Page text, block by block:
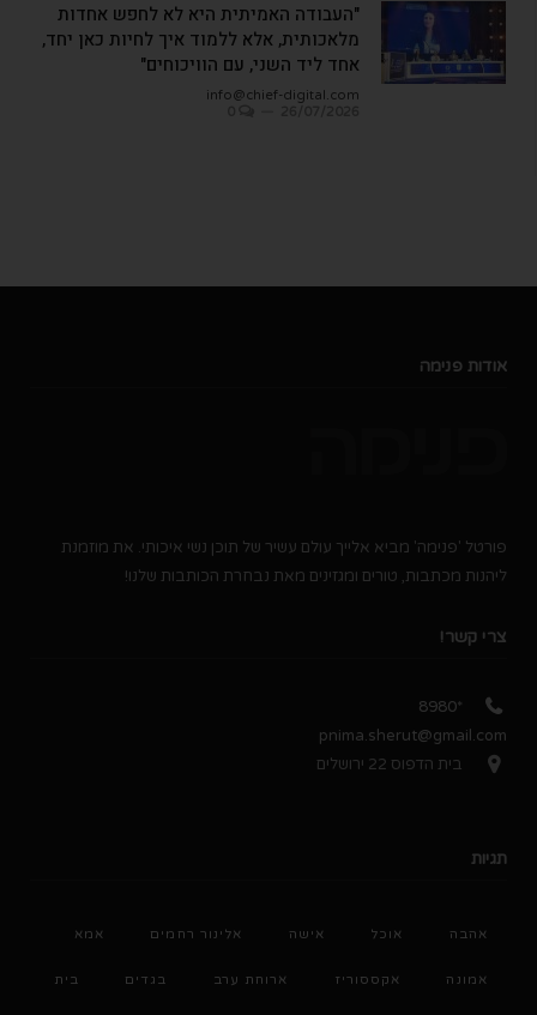
"העבודה האמיתית היא לא לחפש אחדות
מלאכותית, אלא ללמוד איך לחיות כאן יחד,
אחד ליד השני, עם הוויכוחים"
info@chief-digital.com
אודות פנימה
פורטל 'פנימה' מביא אלייך עולם עשיר של תוכן נשי איכותי. את מוזמנת
ליהנות מכתבות, טורים ומגזינים מאת נבחרת הכותבות שלנו!
צרי קשר!
*8980
pnima.sherut@gmail.com
בית הדפוס 22 ירושלים
תגיות
אהבה אוכל אישה אלינור רחמים אמא
אמונה אקססוריז ארוחת ערב בגדים בית